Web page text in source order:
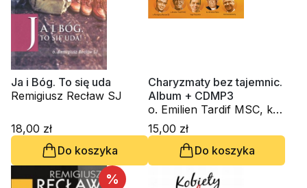
Ja i Bóg. To się uda
Remigiusz Recław SJ
18,00 zł
Do koszyka
Charyzmaty bez tajemnic.
Album + CDMP3
o. Emilien Tardif MSC, ks.
Serafino Falvo, Dariusz
Jeziorny, Remigiusz
Recław SJ, Inga
Pozorska
15,00 zł
Do koszyka
%